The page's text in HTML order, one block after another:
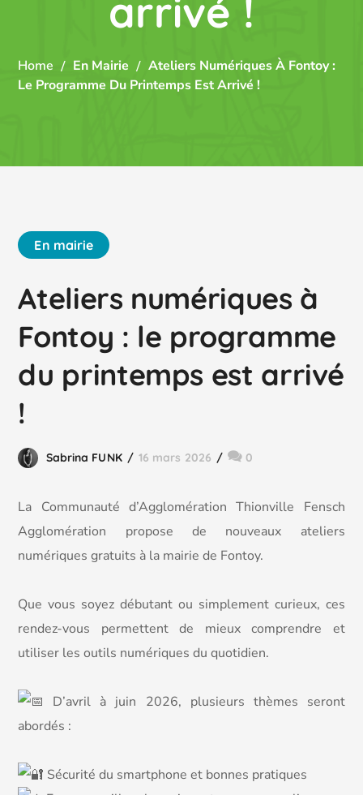
arrivé !
Home En Mairie
Ateliers Numériques À Fontoy :
Le Programme Du Printemps Est Arrivé !
En mairie
Ateliers numériques à
Fontoy : le programme
du printemps est arrivé
!
Sabrina FUNK 16 mars 2026 0
La Communauté d’Agglomération Thionville Fensch
Agglomération propose de nouveaux ateliers
numériques gratuits à la mairie de Fontoy.
Que vous soyez débutant ou simplement curieux, ces
rendez-vous permettent de mieux comprendre et
utiliser les outils numériques du quotidien.
D’avril à juin 2026, plusieurs thèmes seront
abordés :
Sécurité du smartphone et bonnes pratiques